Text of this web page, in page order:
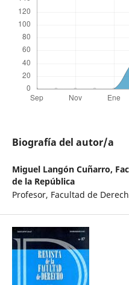
Biografía del autor/a
Miguel Langón Cuñarro,
de la República
Profesor, Facultad de